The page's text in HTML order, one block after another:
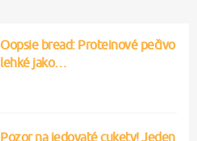
Oopsie bread: Proteinové pečivo
lehké jako…
Pozor na jedovaté cukety! Jeden